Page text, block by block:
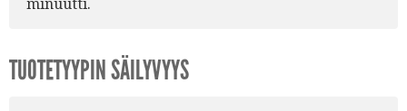
minuutti.
TUOTETYYPIN SÄILYVYYS